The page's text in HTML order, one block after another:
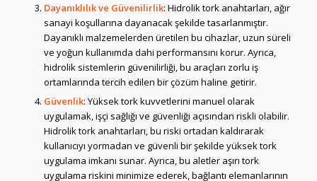
Dayanıklılık ve Güvenilirlik: Hidrolik tork anahtarları, ağır
sanayi koşullarına dayanacak şekilde tasarlanmıştır.
Dayanıklı malzemelerden üretilen bu cihazlar, uzun süreli
ve yoğun kullanımda dahi performansını korur. Ayrıca,
hidrolik sistemlerin güvenilirliği, bu araçları zorlu iş
ortamlarında tercih edilen bir çözüm haline getirir.
Güvenlik: Yüksek tork kuvvetlerini manuel olarak
uygulamak, işçi sağlığı ve güvenliği açısından riskli olabilir.
Hidrolik tork anahtarları, bu riski ortadan kaldırarak
kullanıcıyı yormadan ve güvenli bir şekilde yüksek tork
uygulama imkanı sunar. Ayrıca, bu aletler aşırı tork
uygulama riskini minimize ederek, bağlantı elemanlarının